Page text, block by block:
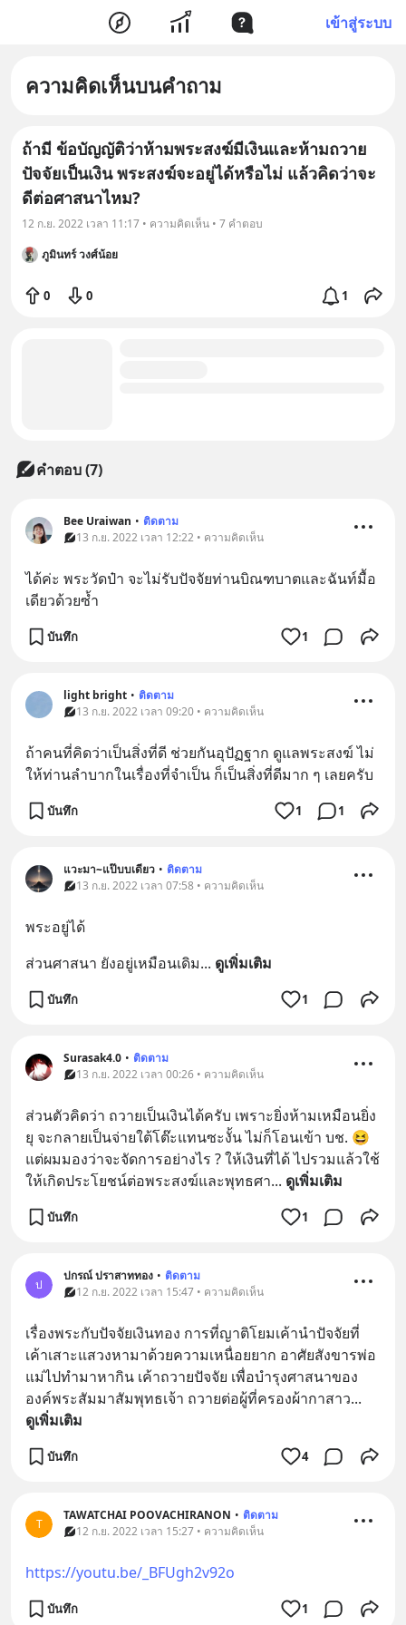
เข้าสู่ระบบ
ความคิดเห็นบนคำถาม
ถ้ามี ข้อบัญญัติว่าห้ามพระสงฆ์มีเงินและห้ามถวาย
ปัจจัยเป็นเงิน พระสงฆ์จะอยู่ได้หรือไม่ แล้วคิดว่าจะ
ดีต่อศาสนาไหม?
12 ก.ย. 2022 เวลา 11:17 • ความคิดเห็น • 7 คำตอบ
ภูมินทร์ วงศ์น้อย
0 0 1
คำตอบ (7)
Bee Uraiwan • ติดตาม
13 ก.ย. 2022 เวลา 12:22 • ความคิดเห็น
ได้ค่ะ พระวัดป๋า จะไม่รับปัจจัยท่านบิณฑบาตและฉันท์มื้อ
เดียวด้วยซ้ำ
บันทึก 1
light bright • ติดตาม
13 ก.ย. 2022 เวลา 09:20 • ความคิดเห็น
ถ้าคนที่คิดว่าเป็นสิ่งที่ดี ช่วยกันอุปัฏฐาก ดูแลพระสงฆ์ ไม่
ให้ท่านลำบากในเรื่องที่จำเป็น ก็เป็นสิ่งที่ดีมาก ๆ เลยครับ
บันทึก 1 1
แวะมา~แป๊บบเดียว • ติดตาม
13 ก.ย. 2022 เวลา 07:58 • ความคิดเห็น
พระอยู่ได้
ส่วนศาสนา ยังอยู่เหมือนเดิม... ดูเพิ่มเติม
บันทึก 1
Surasak4.0 • ติดตาม
13 ก.ย. 2022 เวลา 00:26 • ความคิดเห็น
ส่วนตัวคิดว่า ถวายเป็นเงินได้ครับ เพราะยิ่งห้ามเหมือนยิ่ง
ยุ จะกลายเป็นจ่ายใต้โต๊ะแทนซะงั้น ไม่ก็โอนเข้า บช. 😆
แต่ผมมองว่าจะจัดการอย่างไร ? ให้เงินที่ได้ ไปรวมแล้วใช้
ให้เกิดประโยชน์ต่อพระสงฆ์และพุทธศา... ดูเพิ่มเติม
บันทึก 1
ป
ปกรณ์ ปราสาททอง • ติดตาม
12 ก.ย. 2022 เวลา 15:47 • ความคิดเห็น
เรื่องพระกับปัจจัยเงินทอง การที่ญาติโยมเค้านำปัจจัยที่
เค้าเสาะแสวงหามาด้วยความเหนื่อยยาก อาศัยสังขารพ่อ
แม่ไปทำมาหากิน เค้าถวายปัจจัย เพื่อบำรุงศาสนาของ
องค์พระสัมมาสัมพุทธเจ้า ถวายต่อผู้ที่ครองผ้ากาสาว...
ดูเพิ่มเติม
บันทึก 4
T
TAWATCHAI POOVACHIRANON • ติดตาม
12 ก.ย. 2022 เวลา 15:27 • ความคิดเห็น
https://youtu.be/_BFUgh2v92o
บันทึก 1